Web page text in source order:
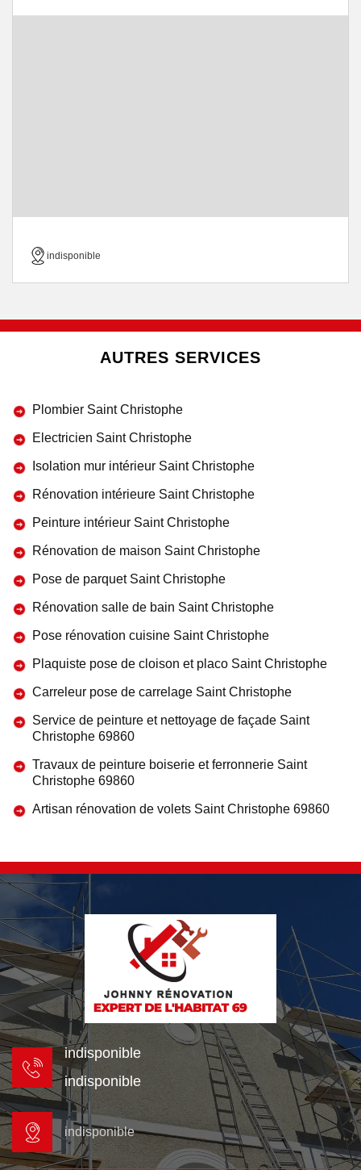
indisponible
AUTRES SERVICES
Plombier Saint Christophe
Electricien Saint Christophe
Isolation mur intérieur Saint Christophe
Rénovation intérieure Saint Christophe
Peinture intérieur Saint Christophe
Rénovation de maison Saint Christophe
Pose de parquet Saint Christophe
Rénovation salle de bain Saint Christophe
Pose rénovation cuisine Saint Christophe
Plaquiste pose de cloison et placo Saint Christophe
Carreleur pose de carrelage Saint Christophe
Service de peinture et nettoyage de façade Saint
Christophe 69860
Travaux de peinture boiserie et ferronnerie Saint
Christophe 69860
Artisan rénovation de volets Saint Christophe 69860
indisponible
indisponible
indisponible